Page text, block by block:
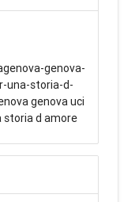
genova-
una-storia-d-
genova uci
storia d amore